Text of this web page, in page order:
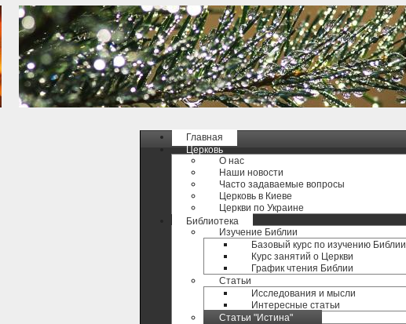
Главная
Церковь
О нас
Наши новости
Часто задаваемые вопросы
Церковь в Киеве
Церкви по Украине
Библиотека
Изучение Библии
Базовый курс по изучению Библии
Курс занятий о Церкви
График чтения Библии
Статьи
Исследования и мысли
Интересные статьи
Статьи "Истина"